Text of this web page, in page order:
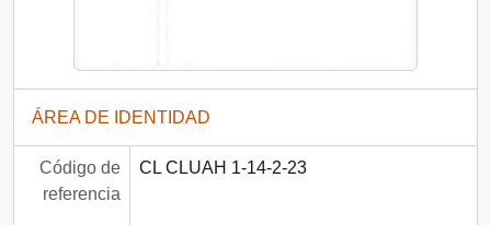
ÁREA DE IDENTIDAD
Código de
referencia
CL CLUAH 1-14-2-23